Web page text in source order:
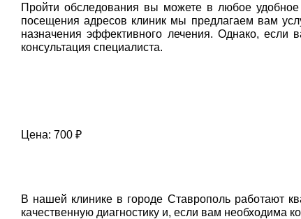
Пройти обследования вы можете в любое
посещения адресов клиник мы предлагаем вам
назначения эффективного лечения. Однако,
консультация специалиста.
Цена: 700 ₽
В нашей клинике в городе Ставрополь работают
качественную диагностику и, если вам необходима